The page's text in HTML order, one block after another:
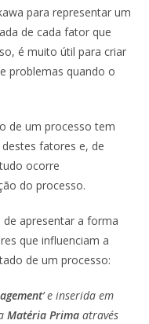
para representar um
de cada fator que
é muito útil para criar
problemas quando o
de um processo tem
destes fatores e, de
ocorre
do processo.
apresentar a forma
que influenciam a
de um processo:
’ e inserida em
Matéria Prima através